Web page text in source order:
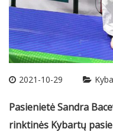
2021-10-29
Pasienietė Sandra
rinktinės Kybartų